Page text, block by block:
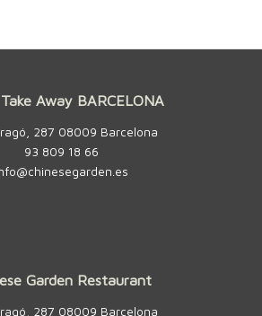
Away BARCELONA
287 08009 Barcelona
93 809 18 66
Garden Restaurant
287 08009 Barcelona